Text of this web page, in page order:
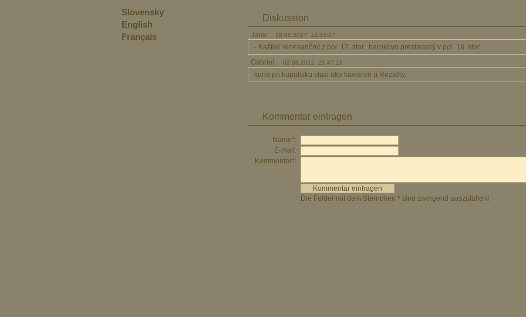
Diskussion
Jana 18.05.2017 12:34:27
- Kaštieľ renesančný z pol. 17. stor., barokovo prestavaný v pol. 18. stor.
Gabriel
02.08.2012 21:47:19
kuria pri kupalisku sluzi ako kaviaren u Rozalky.
Kommentar eintragen
Name*:
E-mail:
Kommentar*:
Die Felder mit dem Sternchen * sind zwingend auszufüllen!
Slovensky
English
Français